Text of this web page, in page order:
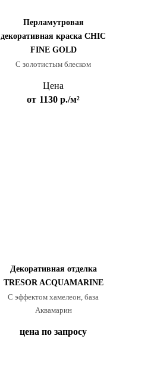
Перламутровая
декоративная краска CHIC
FINE GOLD
С золотистым блеском
Цена
от 1130 р./м²
Декоративная отделка
TRESOR ACQUAMARINE
С эффектом хамелеон, база
Аквамарин
цена по запросу